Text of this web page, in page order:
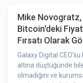
Mike Novogratz,
Bitcoin'deki
Fırsatı Olarak
Galaxy Digital
altına düştüğünde
olmadığını ve